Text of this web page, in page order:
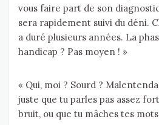
vous faire part de son
sera rapidement suivi du déni.
a duré plusieurs années. La
handicap ? Pas moyen ! »
« Qui, moi ? Sourd ?
juste que tu parles pas assez
bruit, ou que tu mâches tes